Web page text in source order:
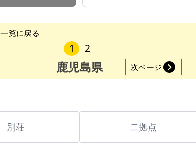
一覧に戻る
1 2
鹿児島県 次ページ
別荘 二拠点